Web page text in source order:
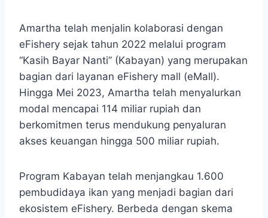
Amartha telah menjalin kolaborasi dengan
eFishery sejak tahun 2022 melalui program
“Kasih Bayar Nanti” (Kabayan) yang merupakan
bagian dari layanan eFishery mall (eMall).
Hingga Mei 2023, Amartha telah menyalurkan
modal mencapai 114 miliar rupiah dan
berkomitmen terus mendukung penyaluran
akses keuangan hingga 500 miliar rupiah.
Program Kabayan telah menjangkau 1.600
pembudidaya ikan yang menjadi bagian dari
ekosistem eFishery. Berbeda dengan skema